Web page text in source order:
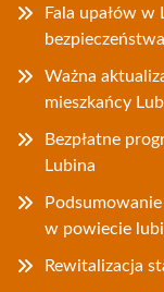
Fala upałów w
bezpieczeństwa
Ważna
mieszkańcy
Bezpłatne
Lubina
w powiecie
Rewitalizacja